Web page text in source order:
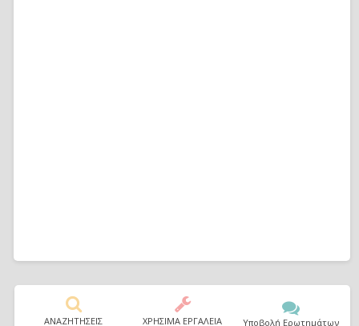
ΑΝΑΖΗΤΗΣΕΙΣ ΧΡΗΣΙΜΑ ΕΡΓΑΛΕΙΑ Υποβολή Ερωτημάτων